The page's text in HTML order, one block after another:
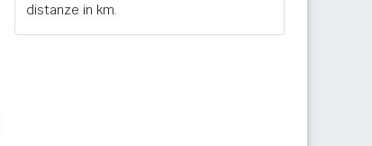
distanze in km.